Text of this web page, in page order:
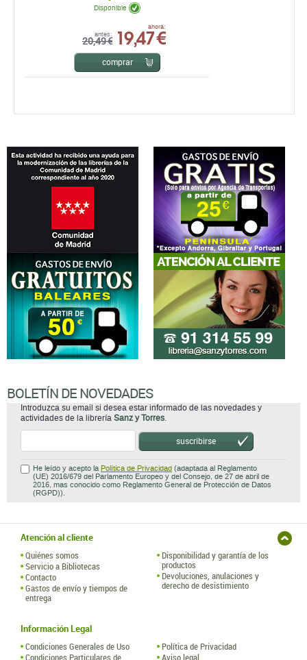
antes:
20,49 €
ahora:
19,47 €
Disponible
comprar
BOLETÍN DE NOVEDADES
Introduzca su email si desea estar informado de las novedades y
actividades de la librería Sanz y Torres.
suscribirse
He leído y acepto la Política de Privacidad (adaptada al Reglamento
(UE) 2016/679 del Parlamento Europeo y del Consejo, de 27 de abril de
2016, mas conocido como Reglamento General de Protección de Datos
(RGPD)).
Atención al cliente
Quiénes somos
Servicio a Bibliotecas
Contacto
Gastos de envío y tiempos de
entrega
Disponibilidad y garantía de los
productos
Devoluciones, anulaciones y
derecho de desistimiento
Información Legal
Condiciones Generales de Uso
Política de Privacidad